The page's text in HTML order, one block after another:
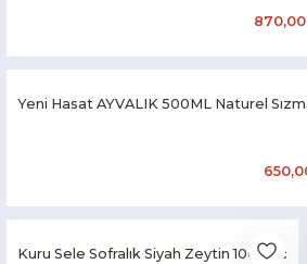
Yeni Hasat AYVALIK 500ML Naturel
Kuru Sele Sofralık Siyah Zeytin 1000 cc